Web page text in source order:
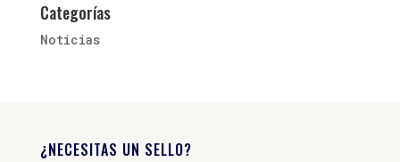
Categorías
Noticias
¿NECESITAS UN SELLO?